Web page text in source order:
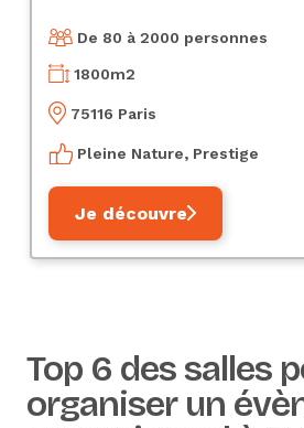
De 80 à 2000 personnes
1800m2
75116 Paris
Pleine Nature, Prestige
Je découvre
Top 6 des salles
organiser un